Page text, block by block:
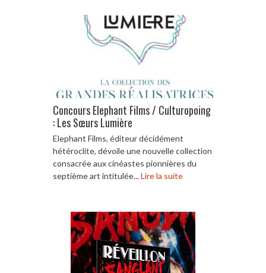
Concours Elephant Films / Culturopoing
: Les Sœurs Lumière
Elephant Films, éditeur décidément
hétéroclite, dévoile une nouvelle collection
consacrée aux cinéastes pionnières du
septième art intitulée...Lire la suite